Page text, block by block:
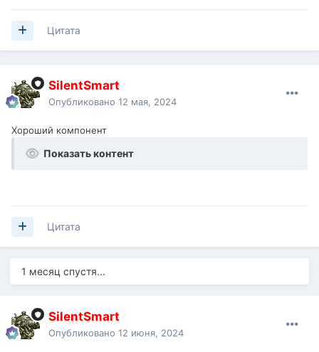
Цитата
SilentSmart
Опубликовано 12 мая, 2024
Хороший компонент
Показать контент
Цитата
1 месяц спустя...
SilentSmart
Опубликовано 12 июня, 2024